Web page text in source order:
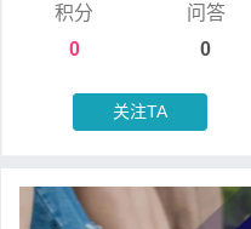
积分
0
问答
0
关注TA